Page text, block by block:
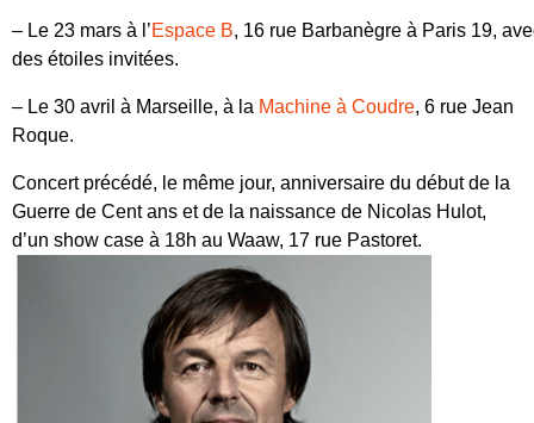
– Le 23 mars à l’Espace B, 16 rue Barbanègre à Paris 19,
des étoiles invitées.
– Le 30 avril à Marseille, à la Machine à Coudre, 6 rue Jean
Roque.
Concert précédé, le même jour, anniversaire du début de la
Guerre de Cent ans et de la naissance de Nicolas Hulot,
d’un show case à 18h au Waaw, 17 rue Pastoret.